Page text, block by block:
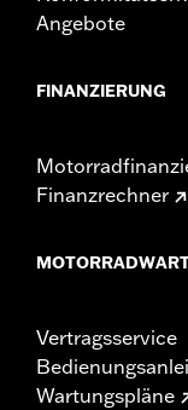
Angebote
FINANZIERUNG
Finanzrechner
Vertragsservice
Wartungspläne